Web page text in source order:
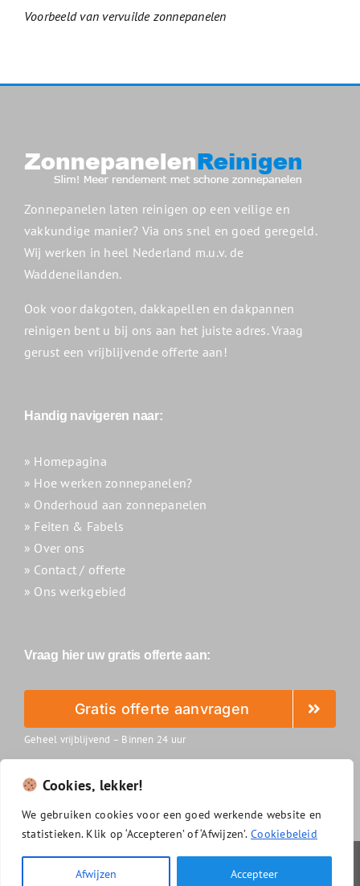
Cookies, lekker!
We gebruikencookiesvooreengoedwerkende website en
statistieken. Klik op ‘Accepteren’of ‘Afwijzen’. Cookiebeleid
Afwijzen Accepteer
Voorbeeld van vervuilde zonnepanelen
Zonnepanelen laten reinigen op een veilige en
vakkundige manier? Via ons snel en goed geregeld.
Wij werken in heel Nederland m.u.v. de
Waddeneilanden.
Ook voor dakgoten, dakkapellen en dakpannen
reinigen bent u bij ons aan het juiste adres. Vraag
gerust een vrijblijvende offerte aan!
Handig navigeren naar:
» Homepagina
» Hoe werken zonnepanelen?
» Onderhoud aan zonnepanelen
» Feiten & Fabels
» Over ons
» Contact / offerte
» Ons werkgebied
Vraag hier uw gratis offerte aan:
Gratis offerte aanvragen
Geheel vrijblijvend – Binnen 24 uur
Privacyverklaring
Cookiebeleid